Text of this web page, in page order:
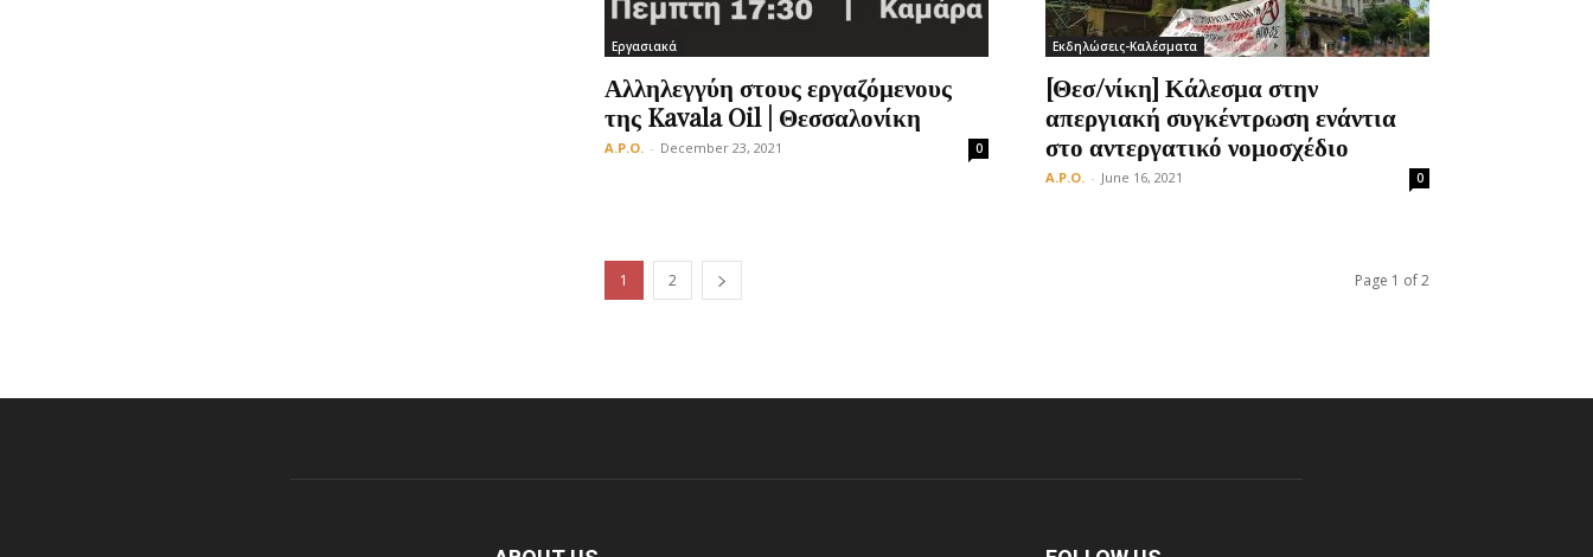
Εργασιακά
Αλληλεγγύη στους εργαζόμενους
της Kavala Oil | Θεσσαλονίκη
A.P.O. - December 23, 2021 0
Εκδηλώσεις-Καλέσματα
[Θεσ/νίκη] Κάλεσμα στην
απεργιακή συγκέντρωση ενάντια
στο αντεργατικό νομοσχέδιο
A.P.O. - June 16, 2021 0
1 2 Page 1 of 2